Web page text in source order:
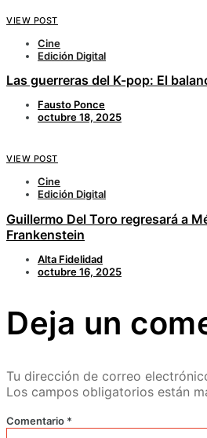
VIEW POST
Cine
Edición Digital
Las guerreras del K-pop: El
Fausto Ponce
octubre 18, 2025
VIEW POST
Cine
Edición Digital
Guillermo Del Toro regresará a
Frankenstein
Alta Fidelidad
octubre 16, 2025
Deja un
Tu dirección de correo
Los campos obligatorios están
Comentario *